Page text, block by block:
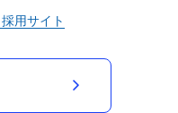
採用サイト